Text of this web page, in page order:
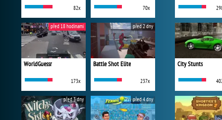
82x 70x
WorldGuessr
173x
před 18 hodinami
Battle Shot Elite
237x
před 2 dny
před 3 dny před 4 dny
City Stunts